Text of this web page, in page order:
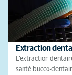
Extraction
L'extraction
santé bucco-